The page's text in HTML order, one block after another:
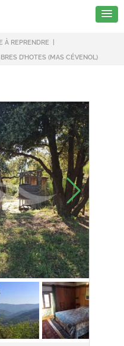
À REPRENDRE
D’HOTES (MAS CÉVENOL)